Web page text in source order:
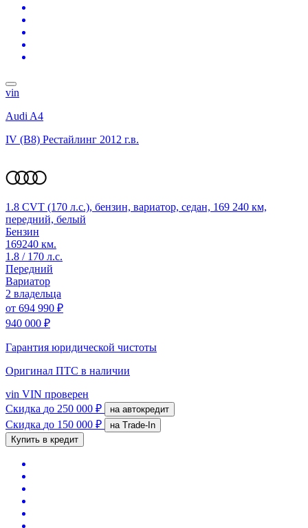
vin
Audi A4
IV (B8) Рестайлинг 2012 г.в.
1.8 CVT (170 л.с.), бензин, вариатор, седан, 169 240 км,
передний, белый
Бензин
169240 км.
1.8 / 170 л.с.
Передний
Вариатор
2 владельца
от 694 990 ₽
940 000 ₽
Гарантия юридической чистоты
Оригинал ПТС в наличии
vin VIN проверен
Скидка до 250 000 ₽ на автокредит
Скидка до 150 000 ₽
на Trade-In
Купить в кредит